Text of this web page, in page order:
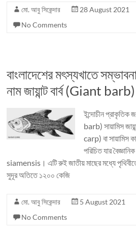
মো. আবু সিকেন্দার 28 August 2021
No Comments
বাংলাদেশের মৎস্যখাতে
নাম জায়ান্ট বার্ব (Giant barb)
ইন্দোচীন প্রাকৃতিক
barb) সায়ামিস
carp) বা সায়ামিস
পরিচিত যার
siamensis। এটি রুই জাতীয় মাছের মধ্যে
সুদূর অতিতে ১২০০ কেজি
মো. আবু সিকেন্দার 5 August 2021
No Comments